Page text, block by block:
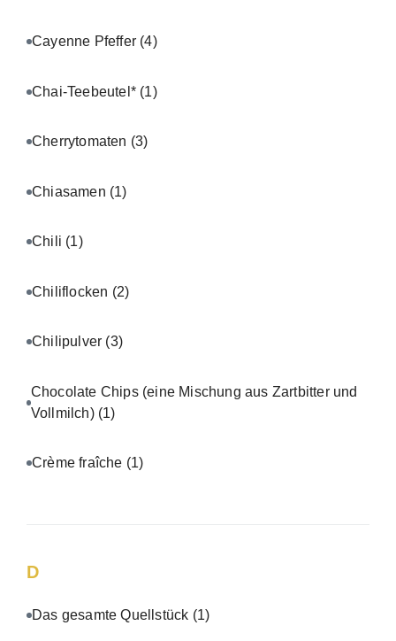
Cayenne Pfeffer (4)
Chai-Teebeutel* (1)
Cherrytomaten (3)
Chiasamen (1)
Chili (1)
Chiliflocken (2)
Chilipulver (3)
Chocolate Chips (eine Mischung aus Zartbitter und
Vollmilch) (1)
Crème fraîche (1)
D
Das gesamte Quellstück (1)